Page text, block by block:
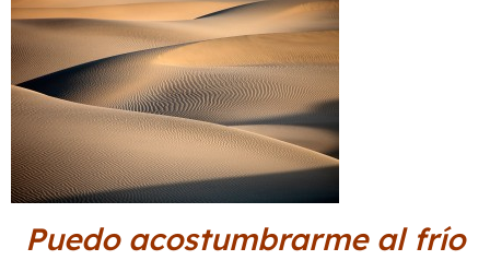
Puedo acostumbrarme al frío